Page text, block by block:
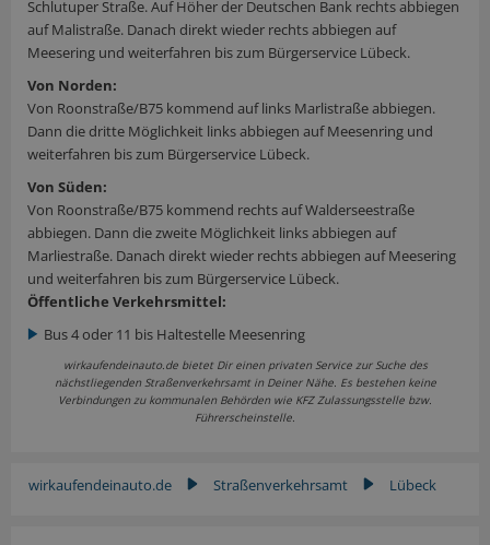
Schlutuper Straße. Auf Höher der Deutschen Bank rechts abbiegen
auf Malistraße. Danach direkt wieder rechts abbiegen auf
Meesering und weiterfahren bis zum Bürgerservice Lübeck.
Von Norden:
Von Roonstraße/B75 kommend auf links Marlistraße abbiegen.
Dann die dritte Möglichkeit links abbiegen auf Meesenring und
weiterfahren bis zum Bürgerservice Lübeck.
Von Süden:
Von Roonstraße/B75 kommend rechts auf Walderseestraße
abbiegen. Dann die zweite Möglichkeit links abbiegen auf
Marliestraße. Danach direkt wieder rechts abbiegen auf Meesering
und weiterfahren bis zum Bürgerservice Lübeck.
Öffentliche Verkehrsmittel:
Bus 4 oder 11 bis Haltestelle Meesenring
wirkaufendeinauto.de bietet Dir einen privaten Service zur Suche des
nächstliegenden Straßenverkehrsamt in Deiner Nähe. Es bestehen keine
Verbindungen zu kommunalen Behörden wie KFZ Zulassungsstelle bzw.
Führerscheinstelle.
wirkaufendeinauto.de Straßenverkehrsamt Lübeck